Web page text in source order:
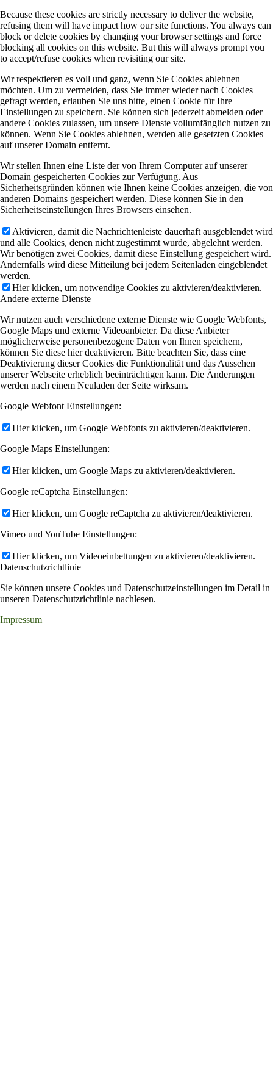
Because these cookies are strictly necessary to deliver the website,
refusing them will have impact how our site functions. You always can
block or delete cookies by changing your browser settings and force
blocking all cookies on this website. But this will always prompt you
to accept/refuse cookies when revisiting our site.
Wir respektieren es voll und ganz, wenn Sie Cookies ablehnen
möchten. Um zu vermeiden, dass Sie immer wieder nach Cookies
gefragt werden, erlauben Sie uns bitte, einen Cookie für Ihre
Einstellungen zu speichern. Sie können sich jederzeit abmelden oder
andere Cookies zulassen, um unsere Dienste vollumfänglich nutzen zu
können. Wenn Sie Cookies ablehnen, werden alle gesetzten Cookies
auf unserer Domain entfernt.
Wir stellen Ihnen eine Liste der von Ihrem Computer auf unserer
Domain gespeicherten Cookies zur Verfügung. Aus
Sicherheitsgründen können wie Ihnen keine Cookies anzeigen, die von
anderen Domains gespeichert werden. Diese können Sie in den
Sicherheitseinstellungen Ihres Browsers einsehen.
Aktivieren, damit die Nachrichtenleiste dauerhaft ausgeblendet wird
und alle Cookies, denen nicht zugestimmt wurde, abgelehnt werden.
Wir benötigen zwei Cookies, damit diese Einstellung gespeichert wird.
Andernfalls wird diese Mitteilung bei jedem Seitenladen eingeblendet
werden.
Hier klicken, um notwendige Cookies zu aktivieren/deaktivieren.
Andere externe Dienste
Wir nutzen auch verschiedene externe Dienste wie Google Webfonts,
Google Maps und externe Videoanbieter. Da diese Anbieter
möglicherweise personenbezogene Daten von Ihnen speichern,
können Sie diese hier deaktivieren. Bitte beachten Sie, dass eine
Deaktivierung dieser Cookies die Funktionalität und das Aussehen
unserer Webseite erheblich beeinträchtigen kann. Die Änderungen
werden nach einem Neuladen der Seite wirksam.
Google Webfont Einstellungen:
Hier klicken, um Google Webfonts zu aktivieren/deaktivieren.
Google Maps Einstellungen:
Hier klicken, um Google Maps zu aktivieren/deaktivieren.
Google reCaptcha Einstellungen:
Hier klicken, um Google reCaptcha zu aktivieren/deaktivieren.
Vimeo und YouTube Einstellungen:
Hier klicken, um Videoeinbettungen zu aktivieren/deaktivieren.
Datenschutzrichtlinie
Sie können unsere Cookies und Datenschutzeinstellungen im Detail in
unseren Datenschutzrichtlinie nachlesen.
Impressum